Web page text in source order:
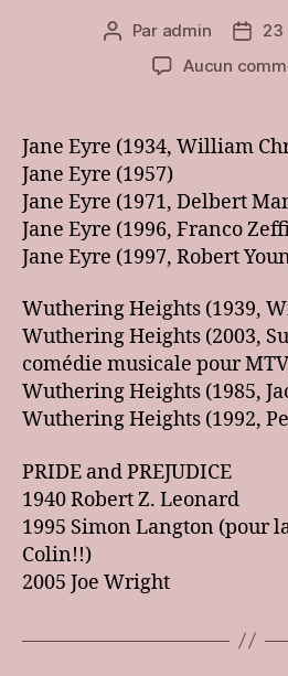
Auteur
l’article
Par admin
Date
23
Aucun
Jane Eyre (1934, William
Jane Eyre (1957)
Jane Eyre (1971, Delbert
Jane Eyre (1996, Franco
Jane Eyre (1997, Robert
Wuthering Heights (1939,
Wuthering Heights (2003,
comédie musicale pour
Wuthering Heights (1985,
Wuthering Heights (1992,
PRIDE and PREJUDICE
1940 Robert Z. Leonard
1995 Simon Langton (pour
Colin!!)
2005 Joe Wright